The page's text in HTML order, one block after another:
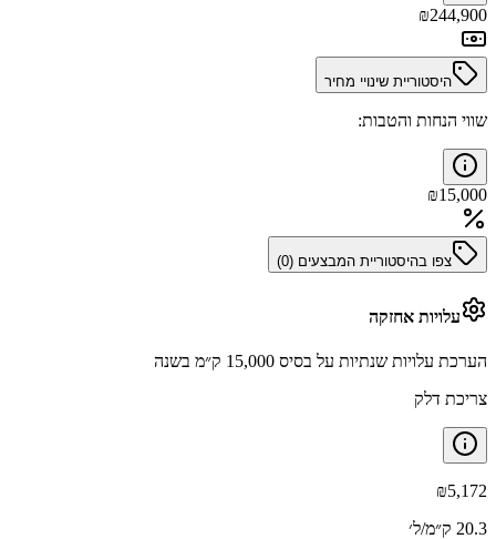
₪244,900
היסטוריית שינויי מחיר
שווי הנחות והטבות:
₪15,000
צפו בהיסטוריית המבצעים (0
)
עלויות אחזקה
הערכת עלויות שנתיות על בסיס 15,000 ק״מ בשנה
צריכת דלק
₪5,172
20.3 ק״מ/ל׳